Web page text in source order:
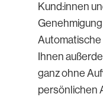
Kund:innen
Ihnen
ganz ohne
persönlichen